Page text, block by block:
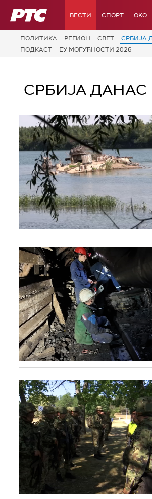
РТС ВЕСТИ СПОРТ OKO
ПОЛИТИКА РЕГИОН СВЕТ СРБИЈА
ПОДКАСТ
ЕУ МОГУЋНОСТИ 2026
СРБИЈА ДАНАС